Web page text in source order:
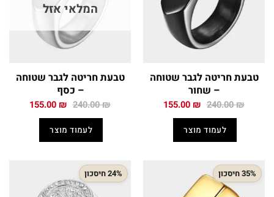
טבעת חריטה לגבר שטוחה
– שחור
240.00₪ המחיר
240.00 ₪.
155.00 ₪ המחיר
לעמוד מוצר
המלאי אזל
טבעת חריטה לגבר שטוחה
– כסף
240.00₪ המחיר
240.00 ₪.
155.00 ₪ המחיר
לעמוד מוצר
35% חיסכון 24% חיסכון